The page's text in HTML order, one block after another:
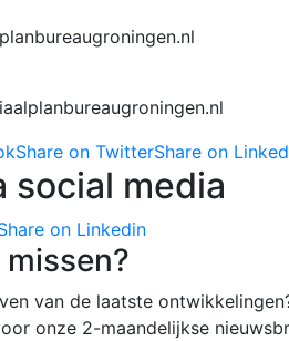
Share on TwitterShare on
social media
on Linkedin
van de laatste
onze 2-maandelijkse